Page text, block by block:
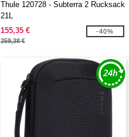
Thule 120728 - Subterra 2 Rucksack
21L
155,35 €
259,38 €
-40%